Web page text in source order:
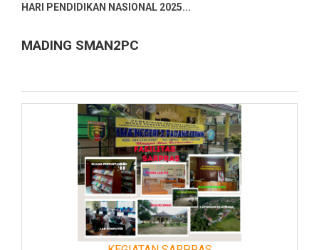
HARI PENDIDIKAN NASIONAL 2025...
PENGUMUMAN PENGAMBILAN IJAZAH SEMUA ALUMNI
SMAN 2 PADANG CER...
Ucapan Selamat dari Kepala SMAN 2 Padang Cermin atas
Selamat Dan Sukses Atas Prestasi Yang diraih Dalam
LATIHAN DASAR KEPEMIMPINAN (LDK) SMAN 2 PADANG
CERMIN TAHUN ...
MADING SMAN2PC